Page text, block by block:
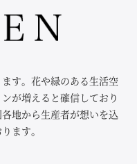
す。花や緑のある生活空
が増えると確信しており
地から生産者が想いを込
ます。